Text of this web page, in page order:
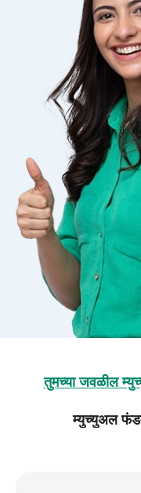
तुमच्या जवळील
म्युच्युअल